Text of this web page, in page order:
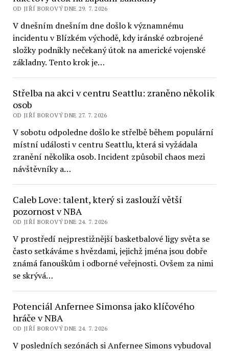
OD JIŘÍ BOROVÝ DNE 29. 7. 2026
V dnešním dnešním dne došlo k významnému
incidentu v Blízkém východě, kdy iránské ozbrojené
složky podnikly nečekaný útok na americké vojenské
základny. Tento krok je…
Střelba na akci v centru Seattlu: zraněno několik
osob
OD JIŘÍ BOROVÝ DNE 27. 7. 2026
V sobotu odpoledne došlo ke střelbě během populární
místní události v centru Seattlu, která si vyžádala
zranění několika osob. Incident způsobil chaos mezi
návštěvníky a…
Caleb Love: talent, který si zaslouží větší
pozornost v NBA
OD JIŘÍ BOROVÝ DNE 24. 7. 2026
V prostředí nejprestižnější basketbalové ligy světa se
často setkáváme s hvězdami, jejichž jména jsou dobře
známá fanouškům i odborné veřejnosti. Ovšem za nimi
se skrývá…
Potenciál Anfernee Simonsa jako klíčového
hráče v NBA
OD JIŘÍ BOROVÝ DNE 24. 7. 2026
V posledních sezónách si Anfernee Simons vybudoval